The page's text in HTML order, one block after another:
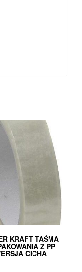
KRAFT TAŚMA
Z PP
CICHA